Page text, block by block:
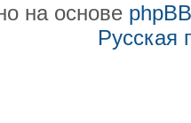
на основе phpBB
Русская